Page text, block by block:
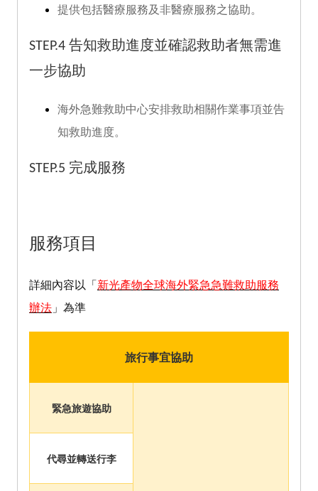
提供包括醫療服務及非醫療服務之協助。
STEP.4 告知救助進度並確認救助者無需進
一步協助
海外急難救助中心安排救助相關作業事項並告
知救助進度。
STEP.5 完成服務
服務項目
詳細內容以「 新光產物全球海外緊急急難救助服務
辦法 」為準
旅行事宜協助
緊急旅遊協助
代尋並轉送行李